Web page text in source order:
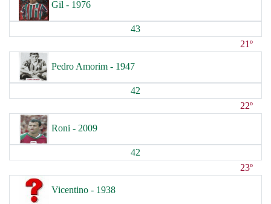
Gil - 1976
43
21º
Pedro Amorim - 1947
42
22º
Roni - 2009
42
23º
Vicentino - 1938